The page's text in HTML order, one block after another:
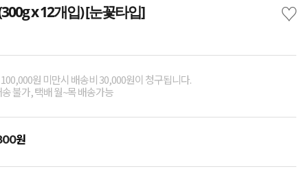
x 12개입) [눈꽃타입] ♡
원 미만시 배송비 30,000원이 청구됩니다.
불가, 택배 월~목 배송가능
원